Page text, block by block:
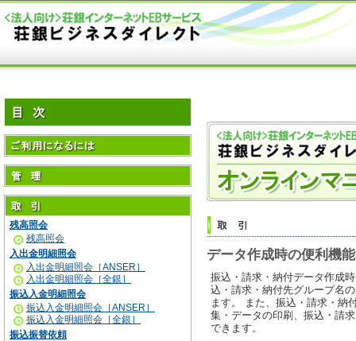
残高照会
残高照会
入出金明細照会
入出金明細照会［ANSER］
入出金明細照会［全銀］
振込入金明細照会
振込入金明細照会［ANSER］
振込入金明細照会［全銀］
振込振替依頼
データ作成時の便利機能
振込・請求・納付データ作成
込・請求・納付先グループ名
ます。 また、振込・請求・納
集・データの印刷、振込・請
できます。